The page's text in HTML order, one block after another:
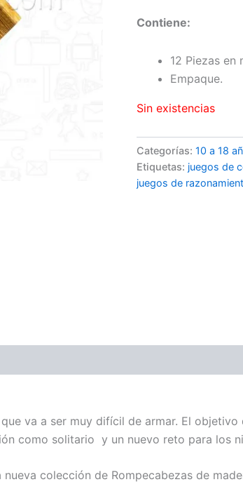
Contiene:
12 Piezas en
Empaque.
Sin existencias
Categorías: 10 a 18
Etiquetas: juegos de
juegos de
va a ser muy difícil de armar. El objetivo
como solitario y un nuevo reto para los
colección de Rompecabezas de